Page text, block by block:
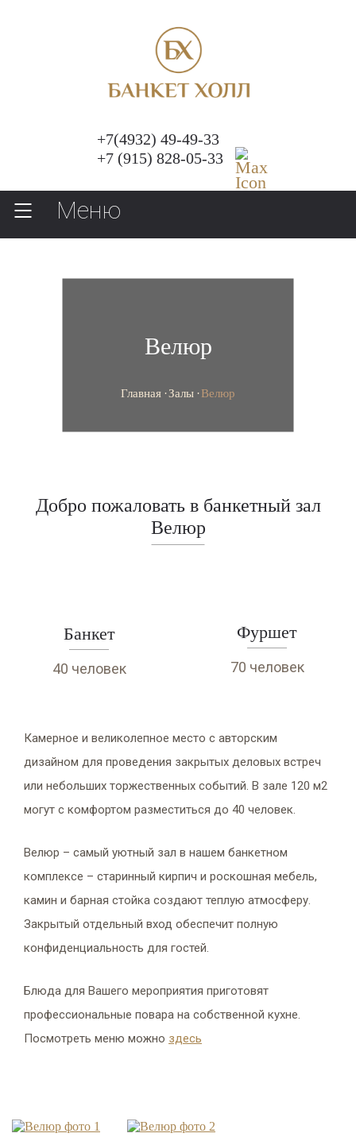
+7(4932) 49-49-33
+7 (915) 828-05-33
Меню
Велюр
Главная Залы Велюр
Добро пожаловать в банкетный зал
Велюр
Банкет
40 человек
Фуршет
70 человек
Камерное и великолепное место с авторским
дизайном для проведения закрытых деловых встреч
или небольших торжественных событий. В зале 120 м2
могут с комфортом разместиться до 40 человек.
Велюр – самый уютный зал в нашем банкетном
комплексе – старинный кирпич и роскошная мебель,
камин и барная стойка создают теплую атмосферу.
Закрытый отдельный вход обеспечит полную
конфиденциальность для гостей.
Блюда для Вашего мероприятия приготовят
профессиональные повара на собственной кухне.
Посмотреть меню можно здесь